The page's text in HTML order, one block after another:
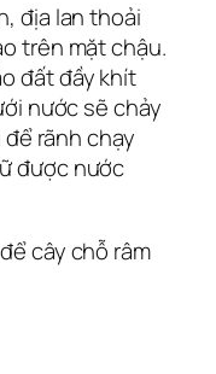
địa lan thoải
trên mặt chậu.
đất đầy khít
nước sẽ chảy
rãnh chạy
được nước
cây chỗ râm